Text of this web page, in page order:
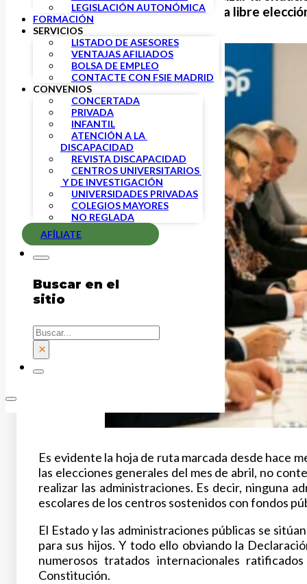
LEGISLACIÓN AUTONÓMICA
FORMACIÓN
SERVICIOS
LISTADO DE ASESORES
VENTAJAS AFILIADOS
BOLSA DE EMPLEO
CONTACTE CON FSIE MADRID
CONVENIOS
CONCERTADA
PRIVADA
INFANTIL
ATENCIÓN A LA
DISCAPACIDAD
REVISTA DISCAPACIDAD
CENTROS UNIVERSITARIOS
Y DE INVESTIGACIÓN
UNIVERSIDADES PRIVADAS
COLEGIOS MAYORES
NO REGLADA
AFÍLIATE
Buscar en el
sitio
Buscar
×
que el derecho de los padres a la libre
Es evidente la hoja de ruta marcada desde hace
las elecciones generales del mes de abril, no
realizar las administraciones. Es decir, ninguna
escolares de los centros sostenidos con fondos
El Estado y las administraciones públicas se
para sus hijos. Y todo ello obviando la
numerosos tratados internacionales
Constitución.